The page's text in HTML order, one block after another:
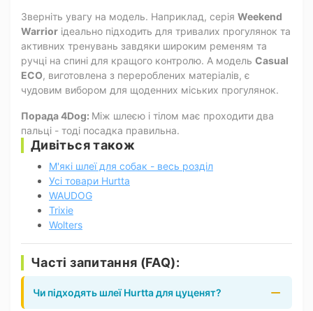
Зверніть увагу на модель. Наприклад, серія Weekend
Warrior ідеально підходить для тривалих прогулянок та
активних тренувань завдяки широким ременям та
ручці на спині для кращого контролю. А модель Casual
ECO, виготовлена з перероблених матеріалів, є
чудовим вибором для щоденних міських прогулянок.
Порада 4Dog: Між шлеєю і тілом має проходити два
пальці - тоді посадка правильна.
Дивіться також
М'які шлеї для собак - весь розділ
Усі товари Hurtta
WAUDOG
Trixie
Wolters
Часті запитання (FAQ):
Чи підходять шлеї Hurtta для цуценят?